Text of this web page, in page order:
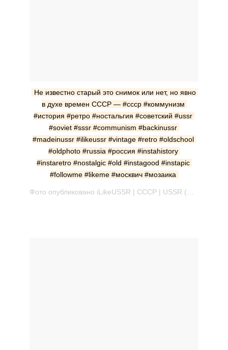
Не известно старый это снимок или нет, но явно
в духе времен СССР — #ссср #коммунизм
#история #ретро #ностальгия #советский #ussr
#soviet #sssr #communism #backinussr
#madeinussr #ilikeussr #vintage #retro #oldschool
#oldphoto #russia #россия #instahistory
#instaretro #nostalgic #old #instagood #instapic
#followme #likeme #москвич #мозаика